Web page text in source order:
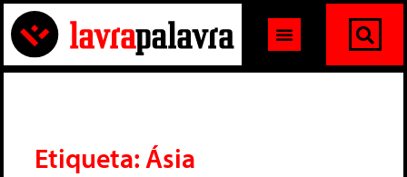
Etiqueta: Ásia